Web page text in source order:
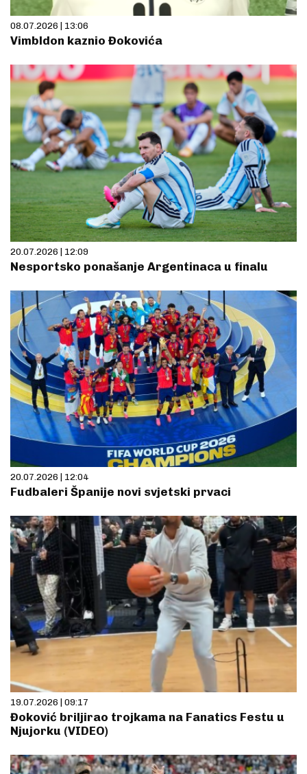
08.07.2026 | 13:06
Vimbldon kaznio Đokovića
20.07.2026 | 12:09
Nesportsko ponašanje Argentinaca u finalu
20.07.2026 | 12:04
Fudbaleri Španije novi svjetski prvaci
19.07.2026 | 09:17
Đoković briljirao trojkama na Fanatics Festu u
Njujorku (VIDEO)